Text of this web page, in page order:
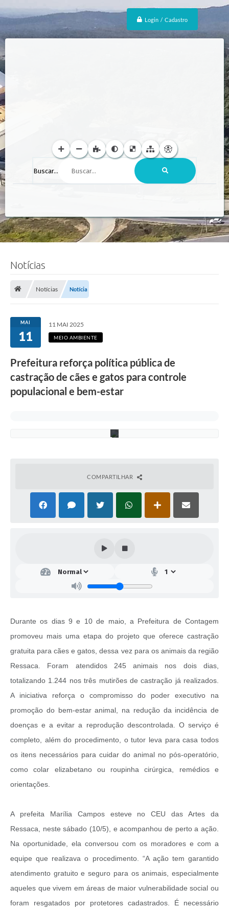
Login / Cadastro
Buscar...
Notícias
Notícias Notícia
MAI
11
11 MAI 2025
MEIO AMBIENTE
Prefeitura reforça política pública de
castração de cães e gatos para controle
populacional e bem-estar
i
e
V
n
COMPARTILHAR
Durante os dias 9 e 10 de maio, a Prefeitura de Contagem
promoveu mais uma etapa do projeto que oferece castração
gratuita para cães e gatos, dessa vez para os animais da região
Ressaca. Foram atendidos 245 animais nos dois dias,
totalizando 1.244 nos três mutirões de castração já realizados.
A iniciativa reforça o compromisso do poder executivo na
promoção do bem-estar animal, na redução da incidência de
doenças e a evitar a reprodução descontrolada. O serviço é
completo, além do procedimento, o tutor leva para casa todos
os itens necessários para cuidar do animal no pós-operatório,
como colar elizabetano ou roupinha cirúrgica, remédios e
orientações.
A prefeita Marília Campos esteve no CEU das Artes da
Ressaca, neste sábado (10/5), e acompanhou de perto a ação.
Na oportunidade, ela conversou com os moradores e com a
equipe que realizava o procedimento. “A ação tem garantido
atendimento gratuito e seguro para os animais, especialmente
aqueles que vivem em áreas de maior vulnerabilidade social ou
foram resgatados por protetores cadastrados. É necessário